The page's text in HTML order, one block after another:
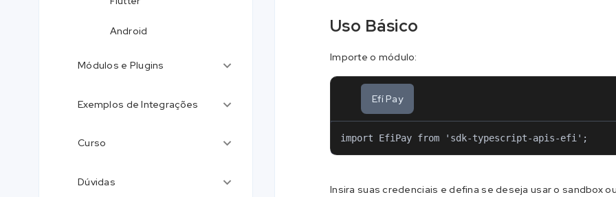
Android
Módulos e Plugins
Exemplos de Integrações
Curso
Dúvidas
Uso Básico
Importe o módulo:
Efí Pay
import EfiPay from 'sdk-typescript-apis-efi';
Insira suas credenciais e defina se deseja usar o sandbox